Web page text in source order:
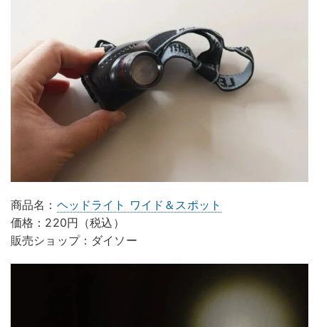
商品名： ヘッドライト ワイド＆スポット
価格：220円（税込）
販売ショップ：ダイソー